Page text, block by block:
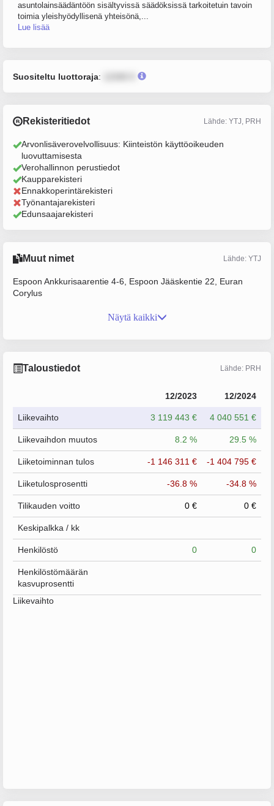
asuntolainsäädäntöön sisältyvissä säädöksissä tarkoitetuin tavoin
toimia yleishyödyllisenä yhteisönä,...
Lue lisää
Suositeltu luottoraja:
Rekisteritiedot Lähde: YTJ, PRH
Arvonlisäverovelvollisuus: Kiinteistön käyttöoikeuden
luovuttamisesta
Verohallinnon perustiedot
Kaupparekisteri
Ennakkoperintärekisteri
Työnantajarekisteri
Edunsaajarekisteri
Muut nimet Lähde: YTJ
Espoon Ankkurisaarentie 4-6, Espoon Jääskentie 22, Euran
Corylus
Näytä kaikki
Taloustiedot Lähde: PRH
12/2023 12/2024
Liikevaihto 3 119 443 € 4 040 551 €
Liikevaihdon muutos 8.2 % 29.5 %
Liiketoiminnan tulos -1 146 311 € -1 404 795 €
Liiketulosprosentti -36.8 % -34.8 %
Tilikauden voitto 0 € 0 €
Keskipalkka / kk
Henkilöstö 0 0
Henkilöstömäärän
kasvuprosentti
Liikevaihto